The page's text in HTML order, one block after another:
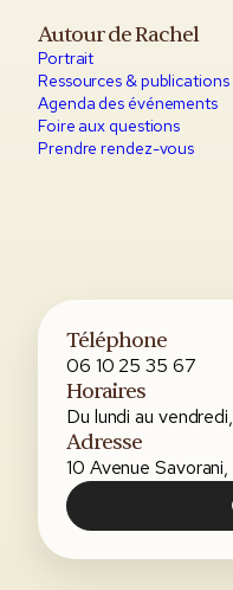
Autour de Rachel
Portrait
Ressources & publications
Agenda des événements
Foire aux questions
Prendre rendez-vous
Téléphone
06 10 25 35 67
Horaires
Du lundi au
Adresse
10 Avenue